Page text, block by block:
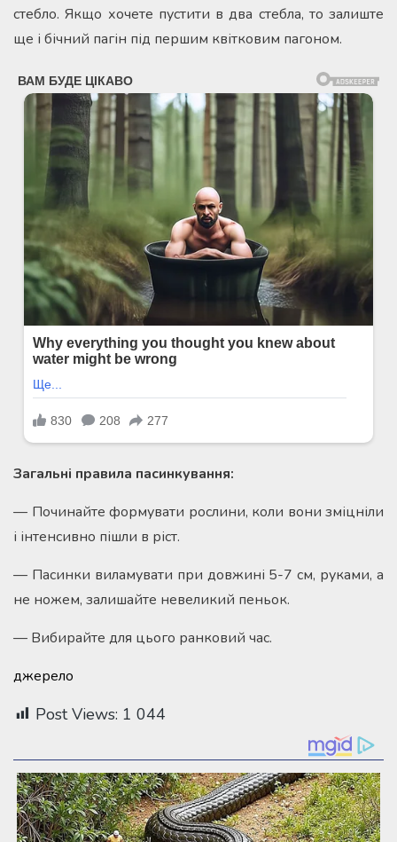
стебло. Якщо хочете пустити в два стебла, то залиште
ще і бічний пагін під першим квітковим пагоном.
Загальні правила пасинкування:
— Починайте формувати рослини, коли вони зміцніли
і інтенсивно пішли в ріст.
— Пасинки виламувати при довжині 5-7 см, руками, а
не ножем, залишайте невеликий пеньок.
— Вибирайте для цього ранковий час.
джерело
Post Views: 1 044